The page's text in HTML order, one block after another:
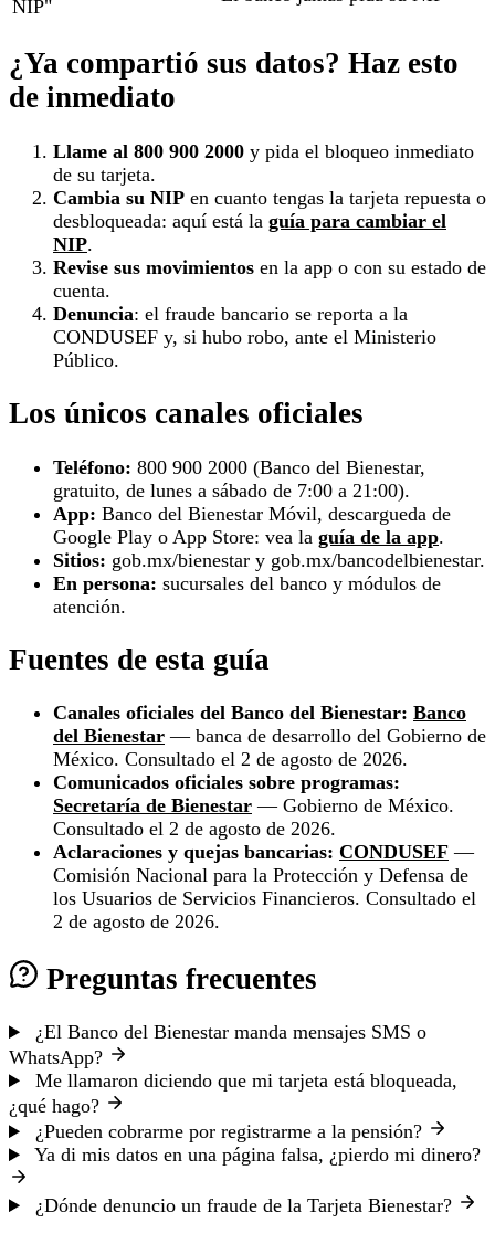
NIP"
¿Ya compartió sus datos? Haz esto
de inmediato
Llame al 800 900 2000 y pida el bloqueo inmediato
de su tarjeta.
Cambia su NIP en cuanto tengas la tarjeta repuesta o
desbloqueada: aquí está la guía para cambiar el
NIP.
Revise sus movimientos en la app o con su estado de
cuenta.
Denuncia: el fraude bancario se reporta a la
CONDUSEF y, si hubo robo, ante el Ministerio
Público.
Los únicos canales oficiales
Teléfono: 800 900 2000 (Banco del Bienestar,
gratuito, de lunes a sábado de 7:00 a 21:00).
App: Banco del Bienestar Móvil, descargueda de
Google Play o App Store: vea la guía de la app.
Sitios: gob.mx/bienestar y gob.mx/bancodelbienestar.
En persona: sucursales del banco y módulos de
atención.
Fuentes de esta guía
Canales oficiales del Banco del Bienestar: Banco
del Bienestar — banca de desarrollo del Gobierno de
México. Consultado el 2 de agosto de 2026.
Comunicados oficiales sobre programas:
Secretaría de Bienestar — Gobierno de México.
Consultado el 2 de agosto de 2026.
Aclaraciones y quejas bancarias: CONDUSEF —
Comisión Nacional para la Protección y Defensa de
los Usuarios de Servicios Financieros. Consultado el
2 de agosto de 2026.
Preguntas frecuentes
¿El Banco del Bienestar manda mensajes SMS o
WhatsApp?
Me llamaron diciendo que mi tarjeta está bloqueada,
¿qué hago?
¿Pueden cobrarme por registrarme a la pensión?
Ya di mis datos en una página falsa, ¿pierdo mi dinero?
¿Dónde denuncio un fraude de la Tarjeta Bienestar?